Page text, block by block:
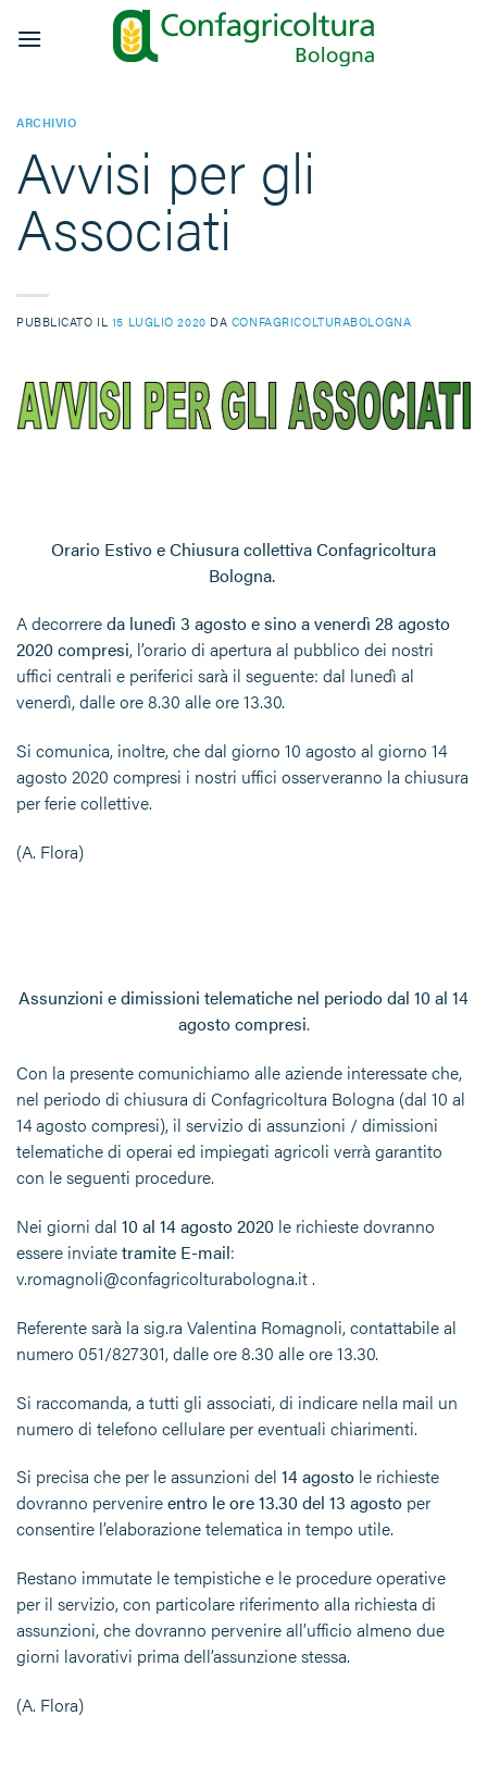
ARCHIVIO
Avvisi per gli
Associati
PUBBLICATO IL 15 LUGLIO 2020 DA CONFAGRICOLTURABOLOGNA
Orario Estivo e Chiusura collettiva Confagricoltura
Bologna.
A decorrereda lunedì 3 agosto e sino a venerdì 28 agosto
2020 compresi, l’orario di apertura al pubblico dei nostri
uffici centrali e periferici sarà il seguente: dal lunedì al
venerdì, dalle ore 8.30 alle ore 13.30.
Si comunica, inoltre, che dal giorno 10 agosto al giorno 14
agosto 2020 compresi i nostri uffici osserveranno la chiusura
per ferie collettive.
(A. Flora)
Assunzioni e dimissioni telematiche nel periodo dal 10 al 14
agosto compresi.
Con la presente comunichiamo alle aziende interessate che,
nel periodo di chiusura di Confagricoltura Bologna (dal 10 al
14 agosto compresi), il servizio di assunzioni / dimissioni
telematiche di operai ed impiegati agricoli verrà garantito
con le seguenti procedure.
Nei giorni dal 10 al 14 agosto 2020 le richieste dovranno
essere inviatetramite E-mail:
v.romagnoli@confagricolturabologna.it .
Referente sarà la sig.ra Valentina Romagnoli, contattabile al
numero 051/827301, dalle ore 8.30 alle ore 13.30.
Si raccomanda, a tutti gli associati, di indicare nella mail un
numero di telefono cellulare per eventuali chiarimenti.
Si precisa che per le assunzioni del 14 agosto le richieste
dovranno pervenireentro le ore 13.30 del 13 agosto per
consentire l’elaborazione telematica in tempo utile.
Restano immutate le tempistiche e le procedure operative
per il servizio, con particolare riferimento alla richiesta di
assunzioni, che dovranno pervenire all’ufficio almeno due
giorni lavorativi prima dell’assunzione stessa.
(A. Flora)